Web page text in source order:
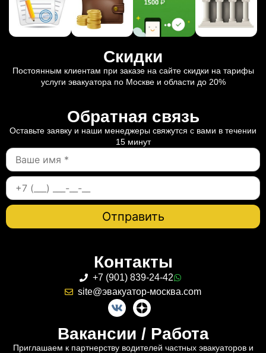
Скидки
Постоянным клиентам при заказе на сайте скидки на тарифы
услуги эвакуатора по Москве и области до 20%
Обратная связь
Оставьте заявку и наши менеджеры свяжутся с вами в течении
15 минут
Контакты
+7 (901) 839-24-42
site@эвакуатор-москва.com
Вакансии / Работа
Приглашаем к партнерству водителей частных эвакуаторов и